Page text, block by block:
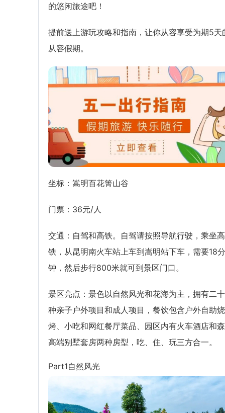
的悠闲旅途吧！
提前送上游玩攻略和指南，让你从容享受为期5天
从容假期。
坐标：嵩明百花箐山谷
门票：36元/人
交通：自驾和高铁。自驾请按照导航行驶，乘坐高
铁，从昆明南火车站上车到嵩明站下车，需要18分
钟，然后步行800米就可到景区门口。
景区亮点：景色以自然风光和花海为主，拥有二
种亲子户外项目和成人项目，餐饮包含户外自助烧
烤、小吃和网红餐厅菜品、园区内有火车酒店和
高端别墅套房两种房型，吃、住、玩三方合一。
Part1自然风光